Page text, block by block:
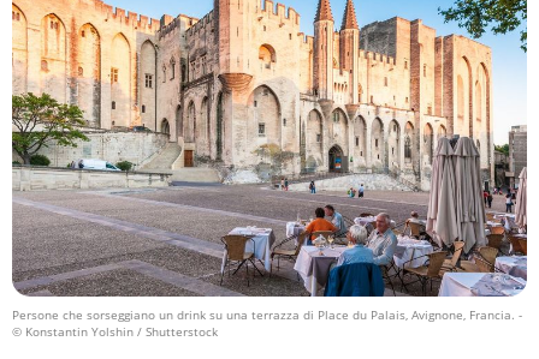
Persone che sorseggiano un drink su una terrazza di Place du Palais, Avignone, Francia. -
© Konstantin Yolshin / Shutterstock